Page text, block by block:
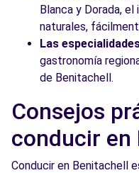
Blanca y Dorada,
naturales,
Las
gastronomía
de Benitachell.
Consejos
conducir en
Conducir en Benitachell